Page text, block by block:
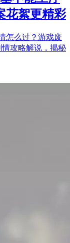
花絮更精彩
怎么过？游戏废
攻略解说，揭秘